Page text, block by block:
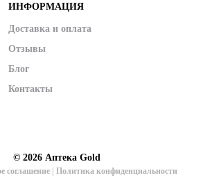
ИНФОРМАЦИЯ
Доставка и оплата
Отзывы
Блог
Контакты
© 2026 Аптека Gold
соглашение| Политика конфиденциальности